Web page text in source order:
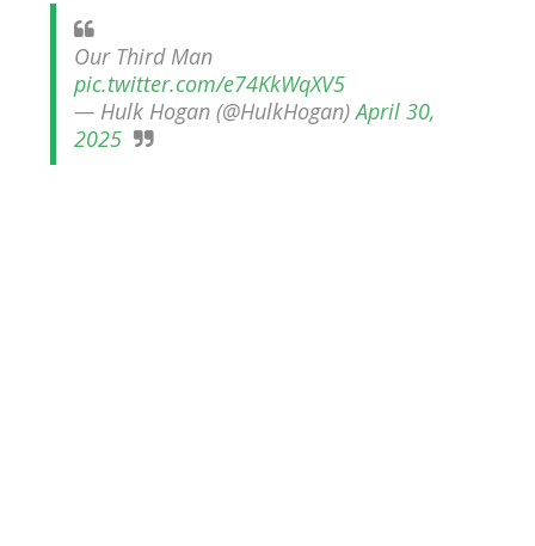
Our Third Man
pic.twitter.com/e74KkWqXV5
— Hulk Hogan (@HulkHogan)April 30,
2025